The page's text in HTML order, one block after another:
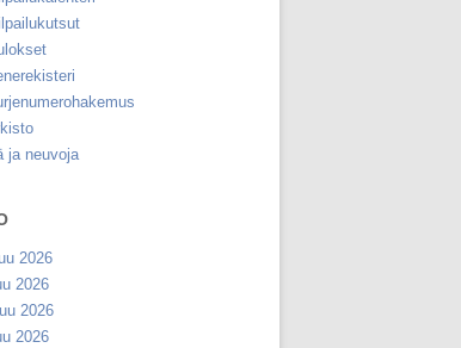
ja neuvoja
2026
2026
2026
2026